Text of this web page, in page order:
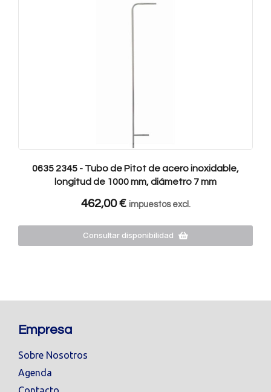
0635 2345 - Tubo de Pitot de acero inoxidable,
longitud de 1000 mm, diámetro 7 mm
462,00€ impuestos excl.
Consultar disponibilidad
Empresa
Sobre Nosotros
Agenda